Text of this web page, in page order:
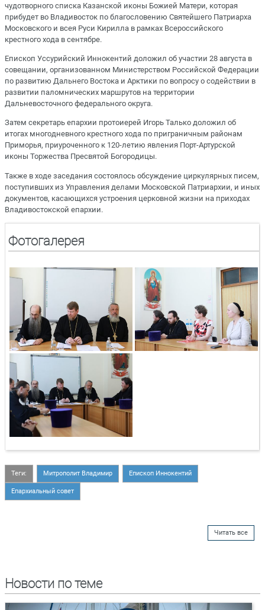
чудотворного списка Казанской иконы Божией Матери, которая
прибудет во Владивосток по благословению Святейшего Патриарха
Московского и всея Руси Кирилла в рамках Всероссийского
крестного хода в сентябре.
Епископ Уссурийский Иннокентий доложил об участии 28 августа в
совещании, организованном Министерством Российской Федерации
по развитию Дальнего Востока и Арктики по вопросу о содействии в
развитии паломнических маршрутов на территории
Дальневосточного федерального округа.
Затем секретарь епархии протоиерей Игорь Талько доложил об
итогах многодневного крестного хода по приграничным районам
Приморья, приуроченного к 120-летию явления Порт-Артурской
иконы Торжества Пресвятой Богородицы.
Также в ходе заседания состоялось обсуждение циркулярных писем,
поступивших из Управления делами Московской Патриархии, и иных
документов, касающихся устроения церковной жизни на приходах
Владивостокской епархии.
Фотогалерея
Теги: Митрополит Владимир Епископ Иннокентий
Епархиальный совет
Читать все
Новости по теме